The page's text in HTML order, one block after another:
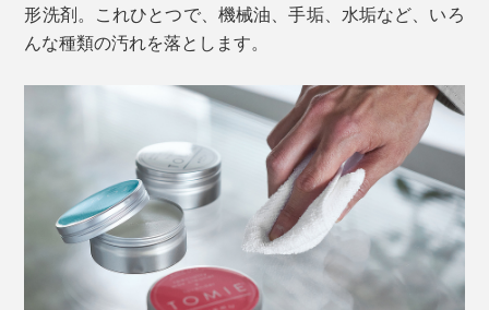
形洗剤。これひとつで、機械油、手垢、水垢など、いろ
んな種類の汚れを落とします。